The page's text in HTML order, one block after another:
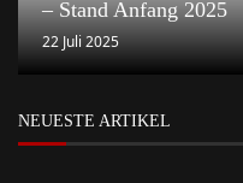
– Stand Anfang 2025
22 Juli 2025
NEUESTE ARTIKEL